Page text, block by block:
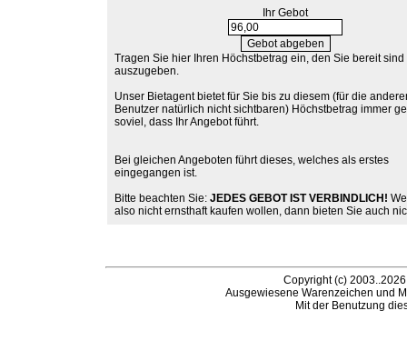
Ihr Gebot
Tragen Sie hier Ihren Höchstbetrag ein, den Sie bereit sind
auszugeben.
Unser Bietagent bietet für Sie bis zu diesem (für die
Benutzer natürlich nicht sichtbaren) Höchstbetrag immer
soviel, dass Ihr Angebot führt.
Bei gleichen Angeboten führt dieses, welches als erstes
eingegangen ist.
Bitte beachten Sie: JEDES GEBOT IST VERBINDLICH!
also nicht ernsthaft kaufen wollen, dann bieten Sie auch
Copyright (c)
Ausgewiesene Warenzeichen und
Mit der Benutzung